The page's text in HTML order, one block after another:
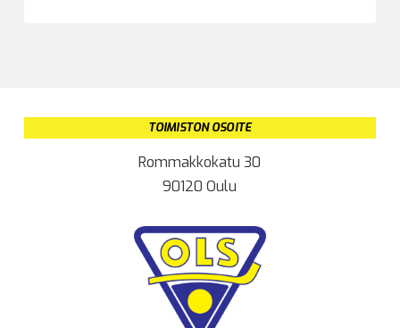
TOIMISTON OSOITE
Rommakkokatu 30
90120 Oulu